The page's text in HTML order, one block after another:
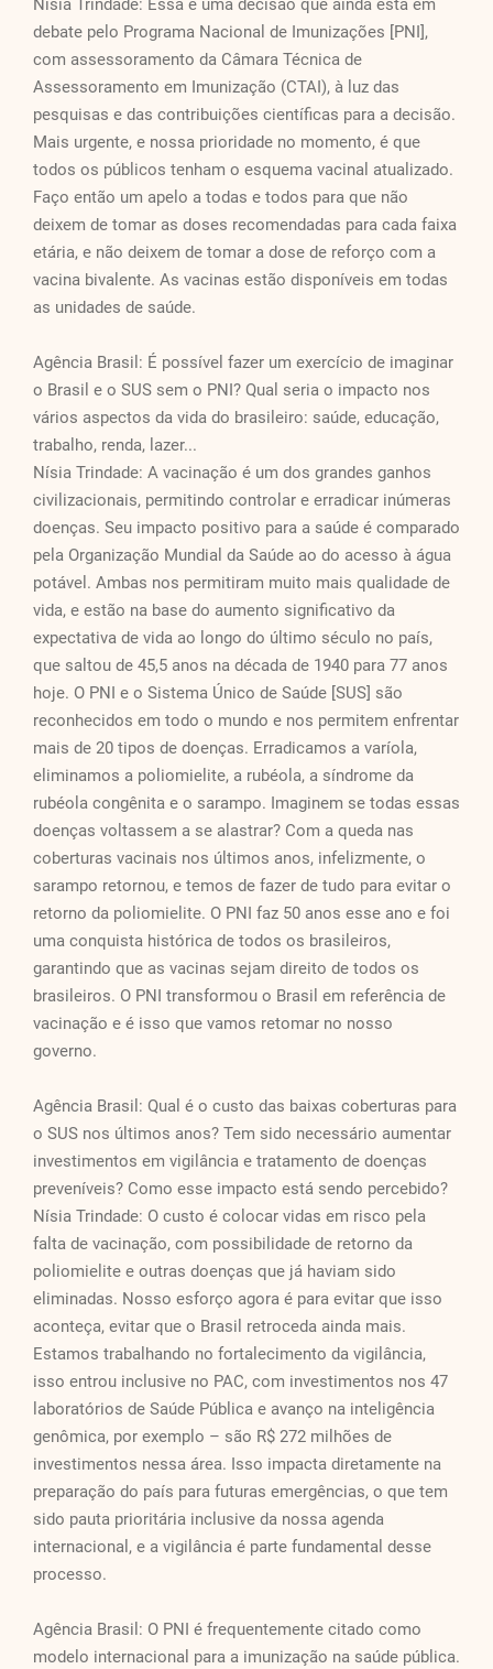
Nísia Trindade: Essa é uma decisão que ainda está em
debate pelo Programa Nacional de Imunizações [PNI],
com assessoramento da Câmara Técnica de
Assessoramento em Imunização (CTAI), à luz das
pesquisas e das contribuições científicas para a decisão.
Mais urgente, e nossa prioridade no momento, é que
todos os públicos tenham o esquema vacinal atualizado.
Faço então um apelo a todas e todos para que não
deixem de tomar as doses recomendadas para cada faixa
etária, e não deixem de tomar a dose de reforço com a
vacina bivalente. As vacinas estão disponíveis em todas
as unidades de saúde.
Agência Brasil: É possível fazer um exercício de imaginar
o Brasil e o SUS sem o PNI? Qual seria o impacto nos
vários aspectos da vida do brasileiro: saúde, educação,
trabalho, renda, lazer...
Nísia Trindade: A vacinação é um dos grandes ganhos
civilizacionais, permitindo controlar e erradicar inúmeras
doenças. Seu impacto positivo para a saúde é comparado
pela Organização Mundial da Saúde ao do acesso à água
potável. Ambas nos permitiram muito mais qualidade de
vida, e estão na base do aumento significativo da
expectativa de vida ao longo do último século no país,
que saltou de 45,5 anos na década de 1940 para 77 anos
hoje. O PNI e o Sistema Único de Saúde [SUS] são
reconhecidos em todo o mundo e nos permitem enfrentar
mais de 20 tipos de doenças. Erradicamos a varíola,
eliminamos a poliomielite, a rubéola, a síndrome da
rubéola congênita e o sarampo. Imaginem se todas essas
doenças voltassem a se alastrar? Com a queda nas
coberturas vacinais nos últimos anos, infelizmente, o
sarampo retornou, e temos de fazer de tudo para evitar o
retorno da poliomielite. O PNI faz 50 anos esse ano e foi
uma conquista histórica de todos os brasileiros,
garantindo que as vacinas sejam direito de todos os
brasileiros. O PNI transformou o Brasil em referência de
vacinação e é isso que vamos retomar no nosso
governo.
Agência Brasil: Qual é o custo das baixas coberturas para
o SUS nos últimos anos? Tem sido necessário aumentar
investimentos em vigilância e tratamento de doenças
preveníveis? Como esse impacto está sendo percebido?
Nísia Trindade: O custo é colocar vidas em risco pela
falta de vacinação, com possibilidade de retorno da
poliomielite e outras doenças que já haviam sido
eliminadas. Nosso esforço agora é para evitar que isso
aconteça, evitar que o Brasil retroceda ainda mais.
Estamos trabalhando no fortalecimento da vigilância,
isso entrou inclusive no PAC, com investimentos nos 47
laboratórios de Saúde Pública e avanço na inteligência
genômica, por exemplo – são R$ 272 milhões de
investimentos nessa área. Isso impacta diretamente na
preparação do país para futuras emergências, o que tem
sido pauta prioritária inclusive da nossa agenda
internacional, e a vigilância é parte fundamental desse
processo.
Agência Brasil: O PNI é frequentemente citado como
modelo internacional para a imunização na saúde pública.